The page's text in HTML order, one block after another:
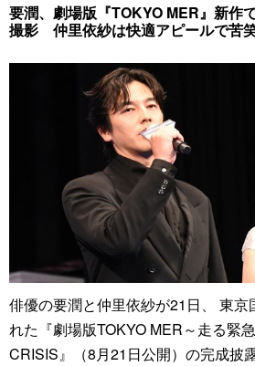
要潤、劇場版『TOKYO MER』新作
撮影 仲里依紗は快適アピールで苦
俳優の要潤と仲里依紗が21日、 東
れた『劇場版TOKYO MER～走る緊
CRISIS』（8月21日公開）の完成披